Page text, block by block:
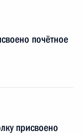
почётное
присвоено